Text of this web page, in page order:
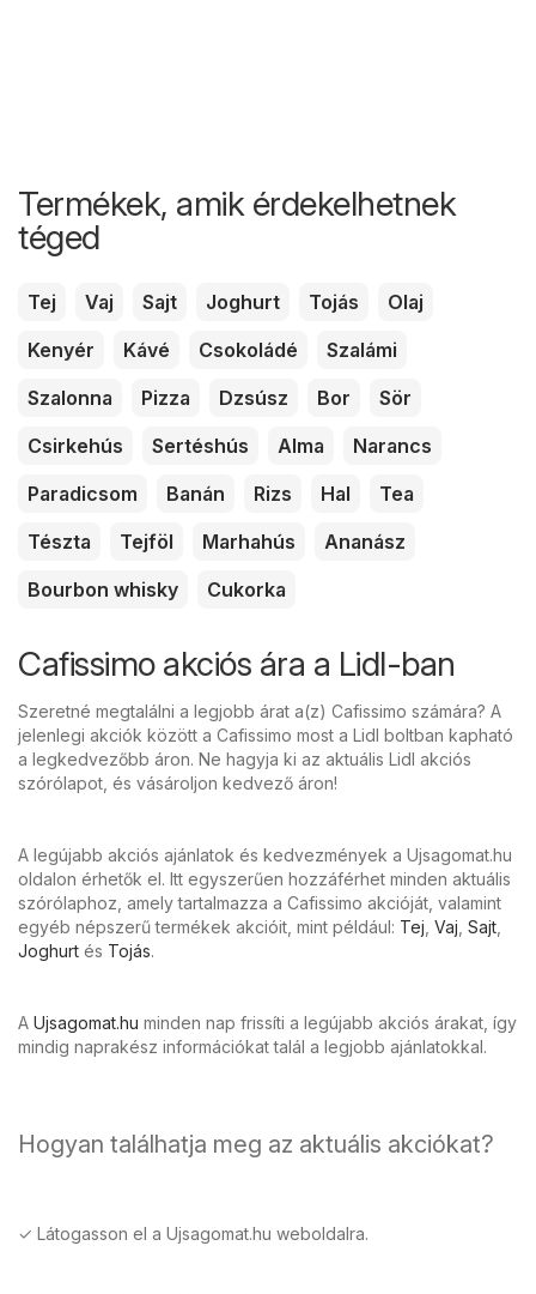
Termékek, amik érdekelhetnek
téged
Tej Vaj Sajt Joghurt Tojás
Olaj
Kenyér
Kávé Csokoládé
Szalámi
Szalonna
Pizza Dzsúsz Bor
Sör
Csirkehús
Sertéshús Alma
Narancs
Paradicsom
Banán Rizs Hal
Tea
Tészta
Tejföl Marhahús
Ananász
Bourbon whisky
Cukorka
Cafissimo akciós ára a Lidl-ban
Szeretné megtalálni a legjobb árat a(z) Cafissimo számára? A
jelenlegi akciók között a Cafissimo most a Lidl boltban kapható
a legkedvezőbb áron. Ne hagyja ki az aktuális Lidl akciós
szórólapot, és vásároljon kedvező áron!
A legújabb akciós ajánlatok és kedvezmények a Ujsagomat.hu
oldalon érhetők el. Itt egyszerűen hozzáférhet minden aktuális
szórólaphoz, amely tartalmazza a Cafissimo akcióját, valamint
egyéb népszerű termékek akcióit, mint például: Tej Vaj Sajt
Joghurt és Tojás.
A Ujsagomat.hu minden nap frissíti a legújabb akciós árakat, így
mindig naprakész információkat talál a legjobb ajánlatokkal.
Hogyan találhatja meg az aktuális akciókat?
✓ Látogasson el a Ujsagomat.hu weboldalra.